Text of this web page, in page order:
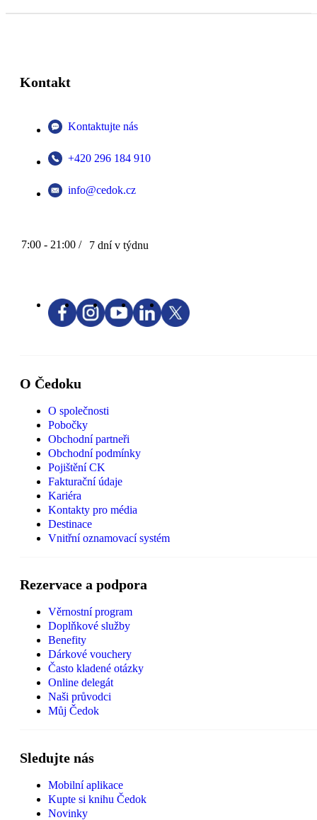
Kontakt
Kontaktujte nás
+420 296 184 910
info@cedok.cz
7:00 - 21:00 / 7 dní v týdnu
O Čedoku
O společnosti
Pobočky
Obchodní partneři
Obchodní podmínky
Pojištění CK
Fakturační údaje
Kariéra
Kontakty pro média
Destinace
Vnitřní oznamovací systém
Rezervace a podpora
Věrnostní program
Doplňkové služby
Benefity
Dárkové vouchery
Často kladené otázky
Online delegát
Naši průvodci
Můj Čedok
Sledujte nás
Mobilní aplikace
Kupte si knihu Čedok
Novinky